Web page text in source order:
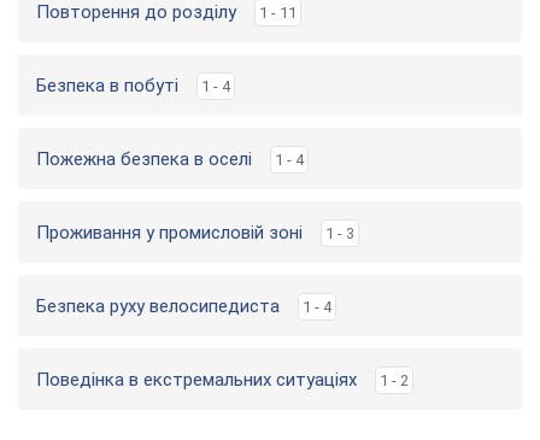
Повторення до розділу 1 - 11
Безпека в побуті 1 - 4
Пожежна безпека в оселі 1 - 4
Проживання у промисловій зоні 1 - 3
Безпека руху велосипедиста 1 - 4
Поведінка в екстремальних ситуаціях 1 - 2